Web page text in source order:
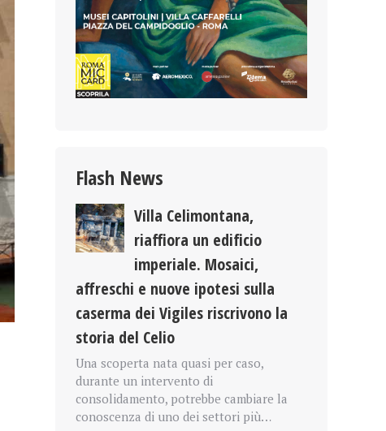
Flash News
Villa Celimontana,
riaffiora un edificio
imperiale. Mosaici,
affreschi e nuove ipotesi sulla
caserma dei Vigiles riscrivono la
storia del Celio
Una scoperta nata quasi per caso,
durante un intervento di
consolidamento, potrebbe cambiare la
conoscenza di uno dei settori più…